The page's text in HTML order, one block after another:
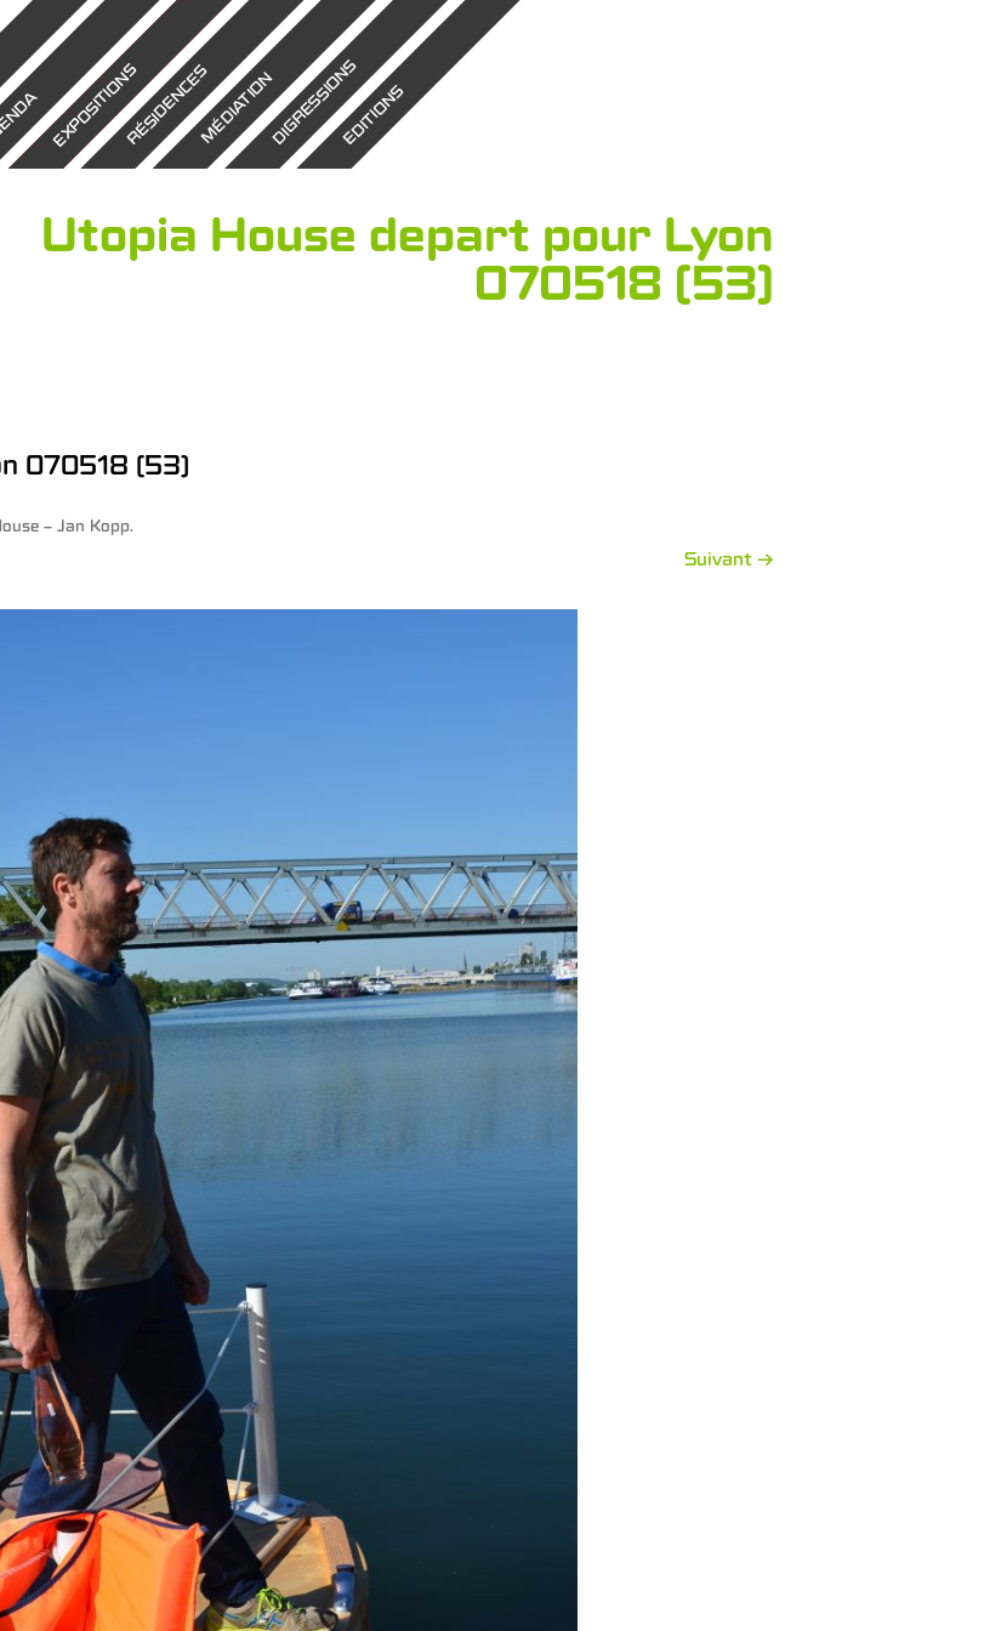
EXPOSITIONSRÉSIDENCESMÉDIATIONDIGRESSIONSEDITIONS
Utopia House depart pour Lyon
070518 (53)
070518 (53)
– Jan Kopp.
Suivant →